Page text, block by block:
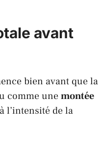
avant
bien avant que la
comme unemontée
l’intensité de la